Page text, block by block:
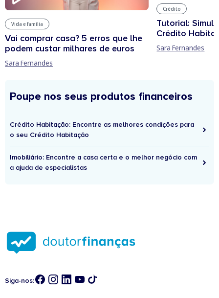
Vida e família
Vai comprar casa? 5 erros que lhe
podem custar milhares de euros
Sara Fernandes
Crédito
Tutorial:
Crédito
Sara Fernandes
Poupe nos seus produtos financeiros
Crédito Habitação: Encontre as melhores condições para
o seu Crédito Habitação
Imobiliário: Encontre a casa certa e o melhor negócio com
a ajuda de especialistas
Siga-nos: